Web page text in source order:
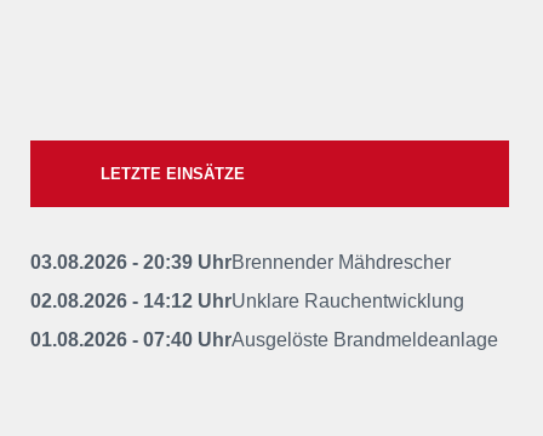
LETZTE EINSÄTZE
03.08.2026 - 20:39 UhrBrennender Mähdrescher
02.08.2026 - 14:12 UhrUnklare Rauchentwicklung
01.08.2026 - 07:40 UhrAusgelöste Brandmeldeanlage